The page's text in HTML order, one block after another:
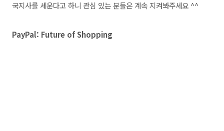
국지사를 세운다고 하니 관심 있는 분들은 계속 지켜봐주세요 ^^
PayPal: Future of Shopping